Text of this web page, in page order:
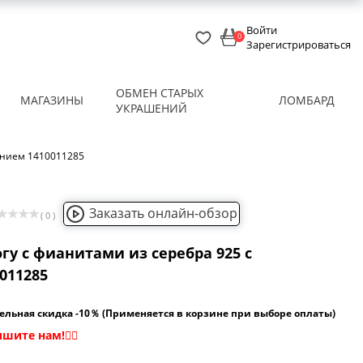
0 Войти
Зарегистрироваться
МАГАЗИНЫ
ОБМЕН СТАРЫХ
УКРАШЕНИЙ
ЛОМБАРД
1410011285
( 0 ) Заказать онлайн-обзор
с фианитами из серебра 925 с
скидка -10％ (Применяется в корзине при выборе оплаты)